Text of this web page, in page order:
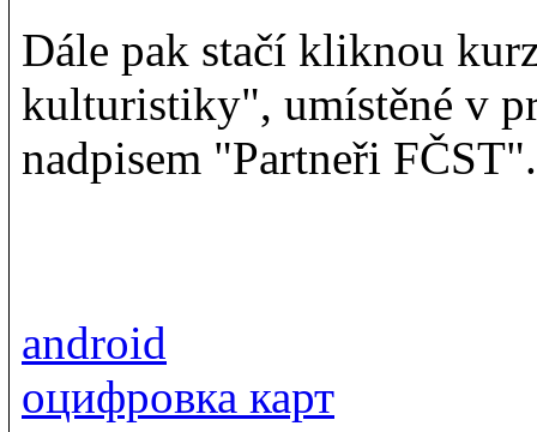
Dále pak stačí kliknou
kulturistiky", umístěné v
nadpisem "Partneři FČST".
android
оцифровка карт